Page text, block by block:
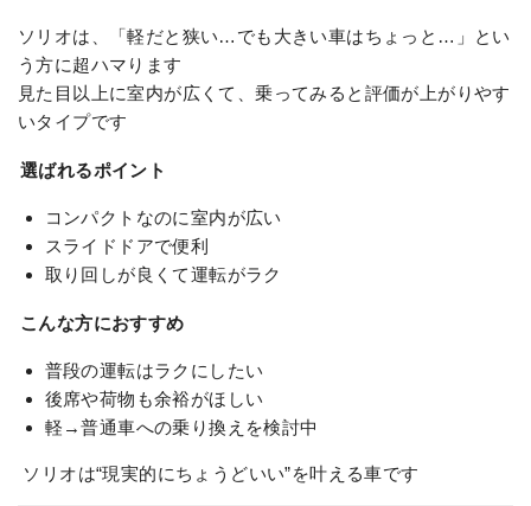
ソリオは、「軽だと狭い…でも大きい車はちょっと…」とい
う方に超ハマります
見た目以上に室内が広くて、乗ってみると評価が上がりやす
いタイプです
選ばれるポイント
コンパクトなのに室内が広い
スライドドアで便利
取り回しが良くて運転がラク
こんな方におすすめ
普段の運転はラクにしたい
後席や荷物も余裕がほしい
軽→普通車への乗り換えを検討中
ソリオは“現実的にちょうどいい”を叶える車です